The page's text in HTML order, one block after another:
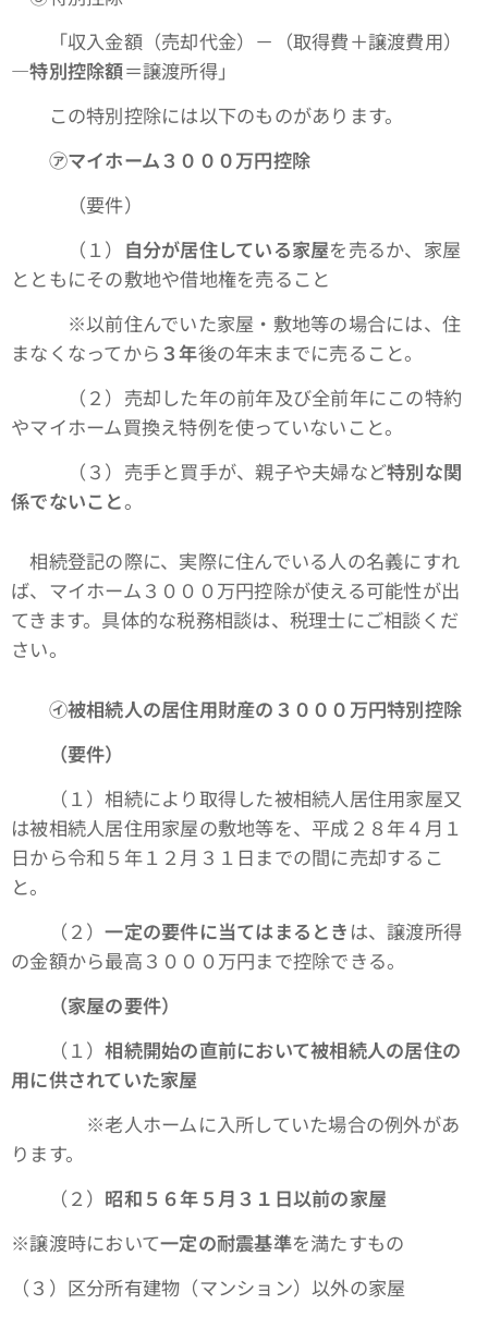
「収入金額（売却代金）－（取得費＋譲渡費用）
―特別控除額＝譲渡所得」
この特別控除には以下のものがあります。
㋐マイホーム３０００万円控除
（要件）
（１） 自分が居住している家屋を売るか、家屋
とともにその敷地や借地権を売ること
※以前住んでいた家屋・敷地等の場合には、住
まなくなってから ３年後の年末までに売ること。
（２）売却した年の前年及び全前年にこの特約
やマイホーム買換え特例を使っていないこと。
（３）売手と買手が、親子や夫婦など特別な関
係でないこと。
相続登記の際に、実際に住んでいる人の名義にすれ
ば、マイホーム３０００万円控除が使える可能性が出
てきます。具体的な税務相談は、税理士にご相談くだ
さい。
㋑被相続人の居住用財産の３０００万円特別控除
（要件）
（１）相続により取得した被相続人居住用家屋又
は被相続人居住用家屋の敷地等を、平成２８年４月１
日から令和５年１２月３１日までの間に売却するこ
と。
（２）一定の要件に当てはまるとき は、譲渡所得
の金額から最高３０００万円まで控除できる。
（家屋の要件）
（１）相続開始の直前において被相続人の居住の
用に供されていた家屋
※老人ホームに入所していた場合の例外があ
ります。
（２） 昭和５６年５月３１日以前の家屋
※譲渡時において一定の耐震基準を満たすもの
（３）区分所有建物（マンション）以外の家屋